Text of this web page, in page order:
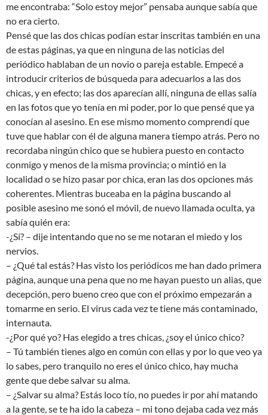
me encontraba: “Solo estoy mejor” pensaba aunque sabía que
no era cierto.
Pensé que las dos chicas podían estar inscritas también en una
de estas páginas, ya que en ninguna de las noticias del
periódico hablaban de un novio o pareja estable. Empecé a
introducir criterios de búsqueda para adecuarlos a las dos
chicas, y en efecto; las dos aparecían allí, ninguna de ellas salía
en las fotos que yo tenía en mi poder, por lo que pensé que ya
conocían al asesino. En ese mismo momento comprendí que
tuve que hablar con él de alguna manera tiempo atrás. Pero no
recordaba ningún chico que se hubiera puesto en contacto
conmigo y menos de la misma provincia; o mintió en la
localidad o se hizo pasar por chica, eran las dos opciones más
coherentes. Mientras buceaba en la página buscando al
posible asesino me sonó el móvil, de nuevo llamada oculta, ya
sabía quién era:
-¿Sí? – dije intentando que no se me notaran el miedo y los
nervios.
– ¿Qué tal estás? Has visto los periódicos me han dado primera
página, aunque una pena que no me hayan puesto un alias, que
decepción, pero bueno creo que con el próximo empezarán a
tomarme en serio. El virus cada vez te tiene más contaminado,
internauta.
-¿Por qué yo? Has elegido a tres chicas, ¿soy el único chico?
– Tú también tienes algo en común con ellas y por lo que veo ya
lo sabes, pero tranquilo no eres el único chico, hay mucha
gente que debe salvar su alma.
– ¿Salvar su alma? Estás loco tío, no puedes ir por ahí matando
a la gente, se te ha ido la cabeza – mi tono dejaba cada vez más